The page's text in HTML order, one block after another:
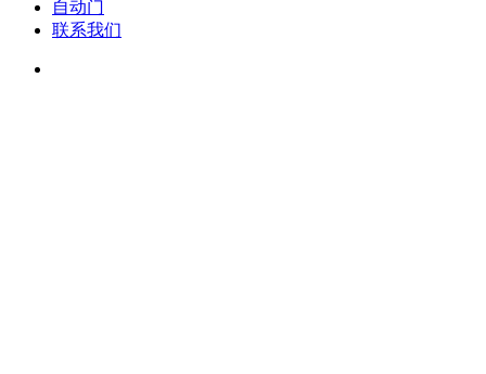
自动门
联系我们